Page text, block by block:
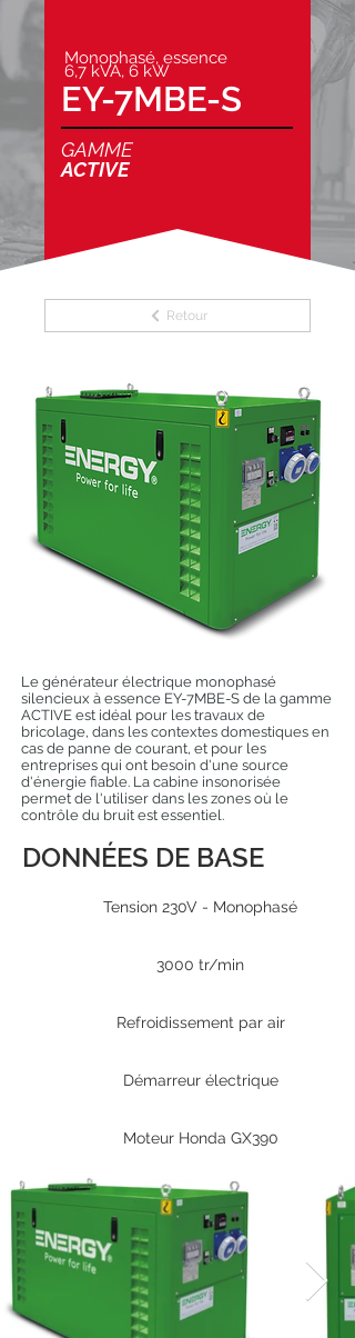
Monophasé, essence
6,7 kVA, 6 kW
EY-7MBE-S
GAMME
ACTIVE
Retour
Le générateur électrique monophasé
silencieux à essence EY-7MBE-S de la gamme
ACTIVE est idéal pour les travaux de
bricolage, dans les contextes domestiques en
cas de panne de courant, et pour les
entreprises qui ont besoin d'une source
d'énergie fiable. La cabine insonorisée
permet de l'utiliser dans les zones où le
contrôle du bruit est essentiel.
DONNÉES DE BASE
Tension 230V - Monophasé
3000 tr/min
Refroidissement par air
Démarreur électrique
Moteur Honda GX390